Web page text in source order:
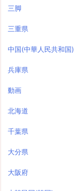
三脚
三重県
中国(中華人民共和国)
兵庫県
動画
北海道
千葉県
大分県
大阪府